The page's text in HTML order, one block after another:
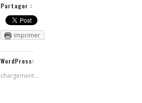
Partager :
Imprimer
WordPress:
chargement…